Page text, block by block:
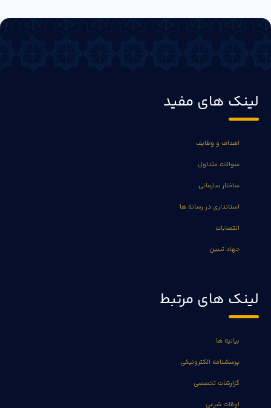
لینک های مفید
اهداف و وظایف
سوالات متداول
ساختار سازمانی
استانداری در رسانه ها
انتصابات
جهاد تبیین
لینک های مرتبط
بیانیه ها
پرسشنامه الکترونیکی
گزارشات تخصصی
اوقات شرعی